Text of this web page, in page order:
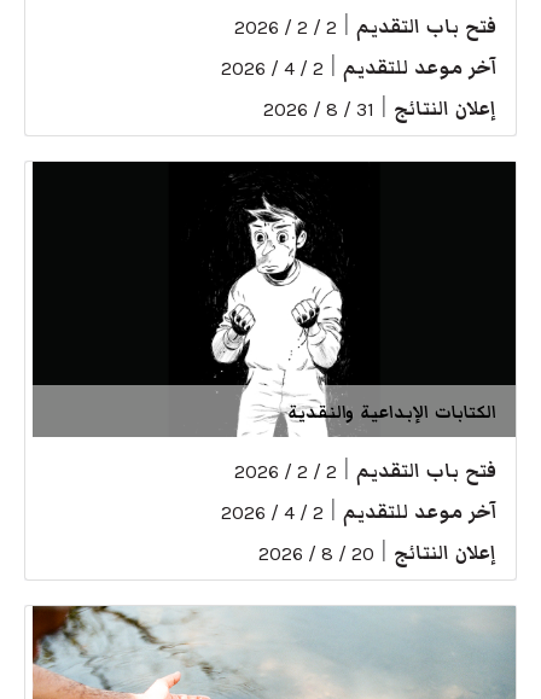
فتح باب التقديم 2 / 2 / 2026
آخر موعد للتقديم 2 / 4 / 2026
إعلان النتائج 31 / 8 / 2026
الكتابات الإبداعية والنقدية
فتح باب التقديم 2 / 2 / 2026
آخر موعد للتقديم 2 / 4 / 2026
إعلان النتائج 20 / 8 / 2026